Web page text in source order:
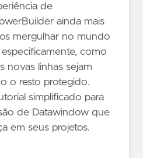
de
ainda mais
mergulhar no mundo
como
novas linhas sejam
o resto protegido.
simplificado para
de Datawindow que
em seus projetos.